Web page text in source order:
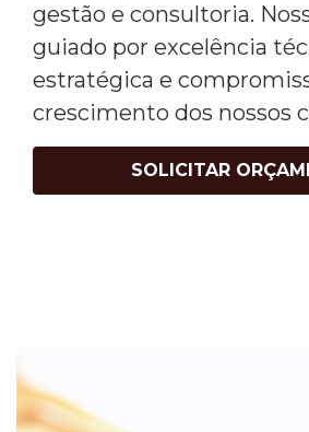
gestão e consultoria.
guiado por excelência
estratégica e
crescimento dos nossos
SOLICITAR